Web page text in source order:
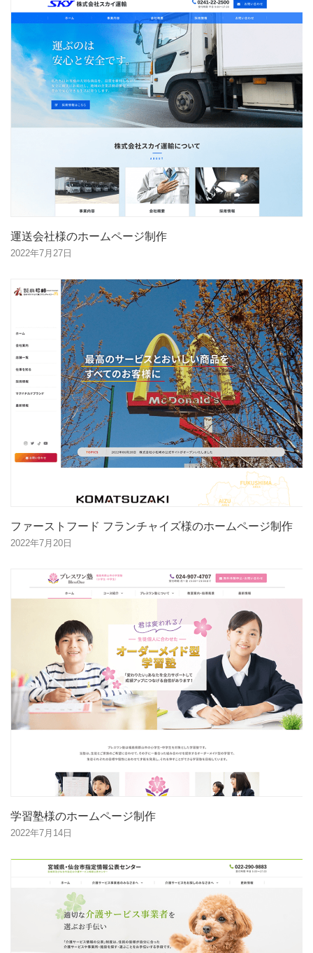
運送会社様のホームページ制作
2022年7月27日
ファーストフード フランチャイズ様のホームページ制作
2022年7月20日
学習塾様のホームページ制作
2022年7月14日